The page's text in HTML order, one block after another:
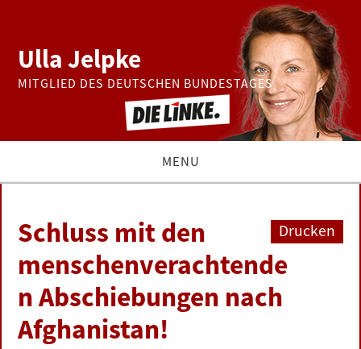
Ulla Jelpke
MITGLIED DES DEUTSCHEN BUNDESTAGES
MENU
BUNDESTAG
PRESSE
ZUR PERSON
Drucken
Schluss mit den
menschenverachtende
n Abschiebungen nach
Afghanistan!